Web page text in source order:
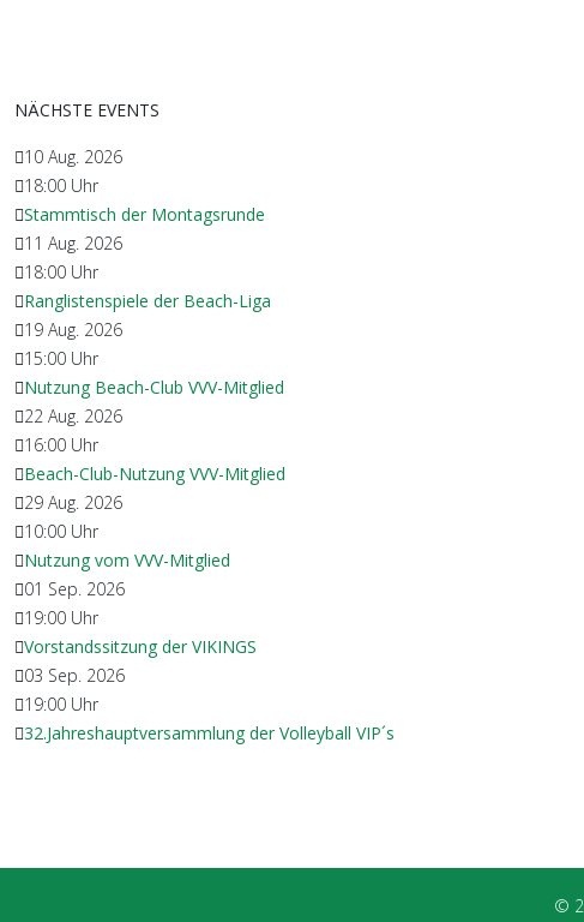
NÄCHSTE EVENTS
10 Aug. 2026
18:00 Uhr
Stammtisch der Montagsrunde
11 Aug. 2026
18:00 Uhr
Ranglistenspiele der Beach-Liga
19 Aug. 2026
15:00 Uhr
Nutzung Beach-Club VVV-Mitglied
22 Aug. 2026
16:00 Uhr
Beach-Club-Nutzung VVV-Mitglied
29 Aug. 2026
10:00 Uhr
Nutzung vom VVV-Mitglied
01 Sep. 2026
19:00 Uhr
Vorstandssitzung der VIKINGS
03 Sep. 2026
19:00 Uhr
32.Jahreshauptversammlung der Volleyball VIP´s
©